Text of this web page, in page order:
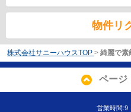
物件リ
株式会社サニーハウスTOP > 綺麗で素
ページ
営業時間:9